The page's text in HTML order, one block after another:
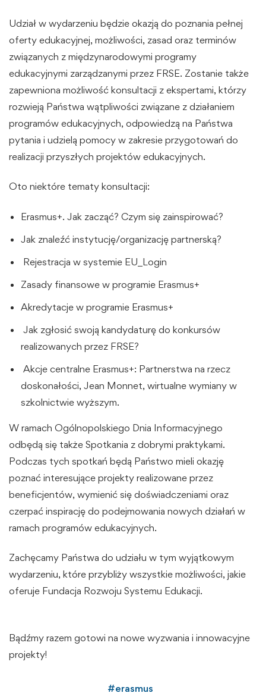
Udział w wydarzeniu będzie okazją do poznania pełnej
oferty edukacyjnej, możliwości, zasad oraz terminów
związanych z międzynarodowymi programy
edukacyjnymi zarządzanymi przez FRSE. Zostanie także
zapewniona możliwość konsultacji z ekspertami, którzy
rozwieją Państwa wątpliwości związane z działaniem
programów edukacyjnych, odpowiedzą na Państwa
pytania i udzielą pomocy w zakresie przygotowań do
realizacji przyszłych projektów edukacyjnych.
Oto niektóre tematy konsultacji:
Erasmus+. Jak zacząć? Czym się zainspirować?
Jak znaleźć instytucję/organizację partnerską?
Rejestracja w systemie EU_Login
Zasady finansowe w programie Erasmus+
Akredytacje w programie Erasmus+
Jak zgłosić swoją kandydaturę do konkursów
realizowanych przez FRSE?
Akcje centralne Erasmus+: Partnerstwa na rzecz
doskonałości, Jean Monnet, wirtualne wymiany w
szkolnictwie wyższym.
W ramach Ogólnopolskiego Dnia Informacyjnego
odbędą się także Spotkania z dobrymi praktykami.
Podczas tych spotkań będą Państwo mieli okazję
poznać interesujące projekty realizowane przez
beneficjentów, wymienić się doświadczeniami oraz
czerpać inspirację do podejmowania nowych działań w
ramach programów edukacyjnych.
Zachęcamy Państwa do udziału w tym wyjątkowym
wydarzeniu, które przybliży wszystkie możliwości, jakie
oferuje Fundacja Rozwoju Systemu Edukacji.
Bądźmy razem gotowi na nowe wyzwania i innowacyjne
projekty!
#erasmus